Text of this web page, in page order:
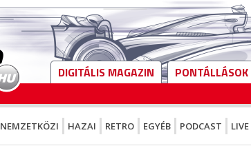
DIGITÁLIS MAGAZIN PONTÁLLÁSOK
NEMZETKÖZI HAZAI RETRO EGYÉB PODCAST LIVE